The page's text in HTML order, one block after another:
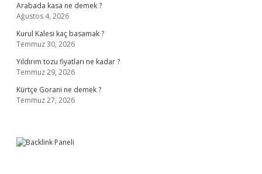
Arabada kasa ne demek ?
Ağustos 4, 2026
Kurul Kalesi kaç basamak ?
Temmuz 30, 2026
Yıldırım tozu fiyatları ne kadar ?
Temmuz 29, 2026
Kürtçe Gorani ne demek ?
Temmuz 27, 2026